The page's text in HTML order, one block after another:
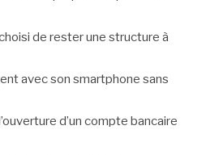
de rester une structure à
avec son smartphone sans
d’un compte bancaire